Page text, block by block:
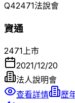
Q42471法說會
資通
2471 上市
2021/12/20
法人說明會
查看詳情
歷